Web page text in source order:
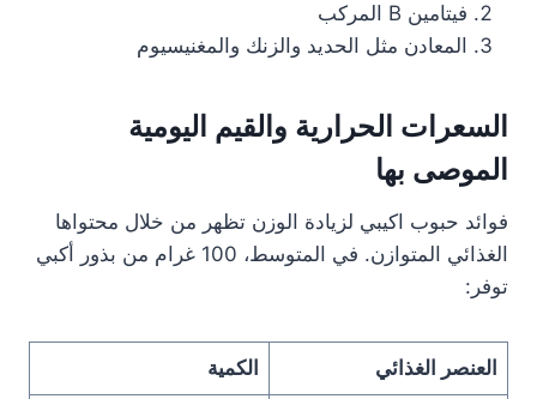
فيتامين B المركب
المعادن مثل الحديد والزنك والمغنيسيوم
السعرات الحرارية والقيم اليومية
الموصى بها
فوائد حبوب اكيبي لزيادة الوزن تظهر من خلال محتواها
الغذائي المتوازن. في المتوسط، 100 غرام من بذور أكبي
توفر:
العنصر الغذائي الكمية